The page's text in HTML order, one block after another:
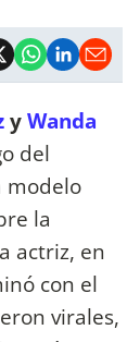
yWanda
del
modelo
la
actriz, en
con el
virales,